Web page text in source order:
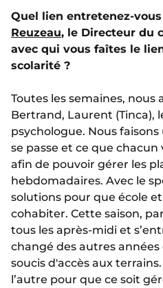
Quel lien entretenez-
Reuzeau, le Directeur du
avec qui vous faîtes le
scolarité ?
Toutes les semaines, nous
Bertrand, Laurent (Tinca),
psychologue. Nous
se passe et ce que
afin de pouvoir gérer les
hebdomadaires. Avec le
solutions pour que école
cohabiter. Cette saison,
tous les après-midi et
changé des autres années
soucis d'accès aux
l’autre pour que ce soit